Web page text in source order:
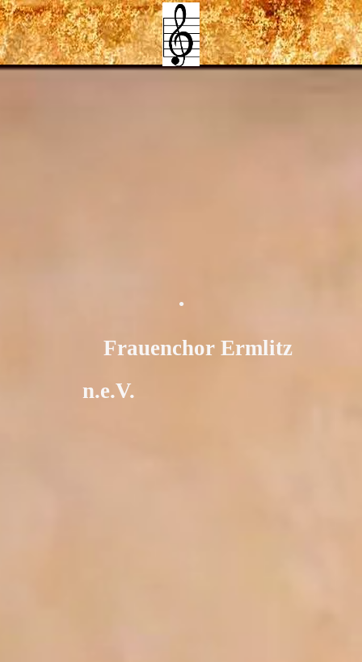
.
Frauenchor Ermlitz
n.e.V.